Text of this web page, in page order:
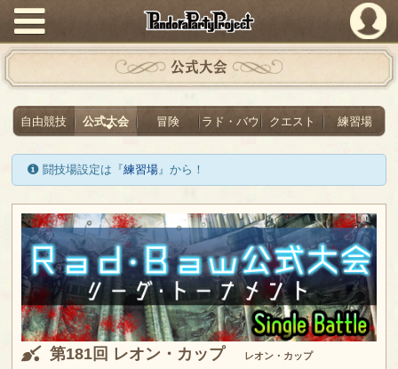
PandoraPartyProject
公式大会
自由競技 公式大会 冒険 ラド・バウ クエスト 練習場
闘技場設定は『練習場』から！
第181回 レオン・カップ レオン・カップ